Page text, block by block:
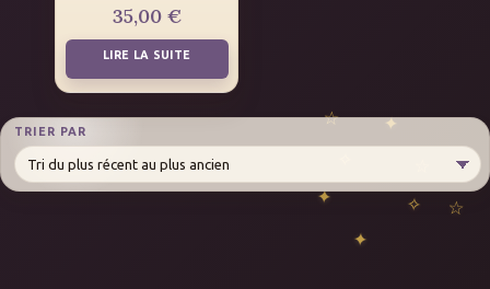
TRIER PAR
35,00 €
LIRE LA SUITE